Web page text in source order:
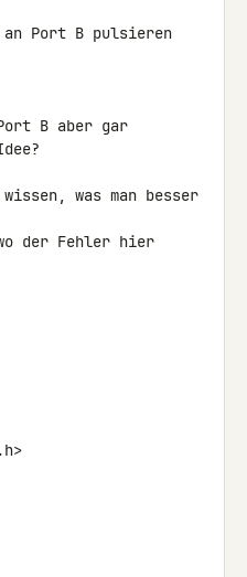
an Port B pulsieren
B aber gar
was man besser
der Fehler hier